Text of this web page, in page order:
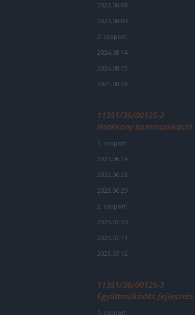
2023.08.08.
2023.08.09.
2. csoport:
2024.08.14.
2024.08.15.
2024.08.16.
11351/36/00125-2
Hatékony
1. csoport:
2023.06.19.
2023.06.23.
2023.06.29.
2. csoport:
2023.07.10.
2023.07.11.
2023.07.12.
11351/36/00125-3
Együttműködés
1. csoport: